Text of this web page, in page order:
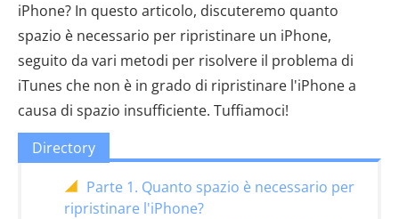
iPhone? In questo articolo, discuteremo quanto
spazio è necessario per ripristinare un iPhone,
seguito da vari metodi per risolvere il problema di
iTunes che non è in grado di ripristinare l'iPhone a
causa di spazio insufficiente. Tuffiamoci!
Directory
Parte 1. Quanto spazio è necessario per
ripristinare l'iPhone?